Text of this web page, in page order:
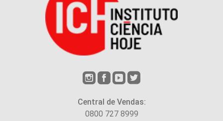
Central de Vendas:
0800 727 8999